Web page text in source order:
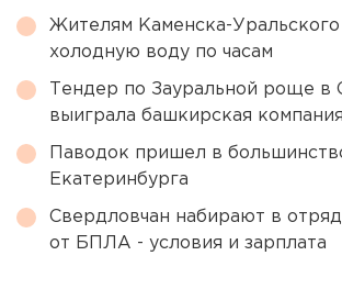
Жителям Каменска-
холодную воду по часам
Тендер по Зауральной роще в
выиграла башкирская компания
Паводок пришел в
Екатеринбурга
Свердловчан набирают в
от БПЛА - условия и зарплата